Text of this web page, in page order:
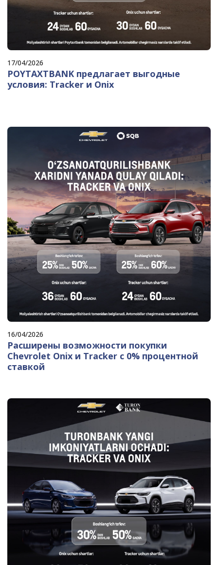
17/04/2026
POYTAXTBANK предлагает выгодные
условия: Tracker и Onix
16/04/2026
Расширены возможности покупки
Chevrolet Onix и Tracker с 0% процентной
ставкой